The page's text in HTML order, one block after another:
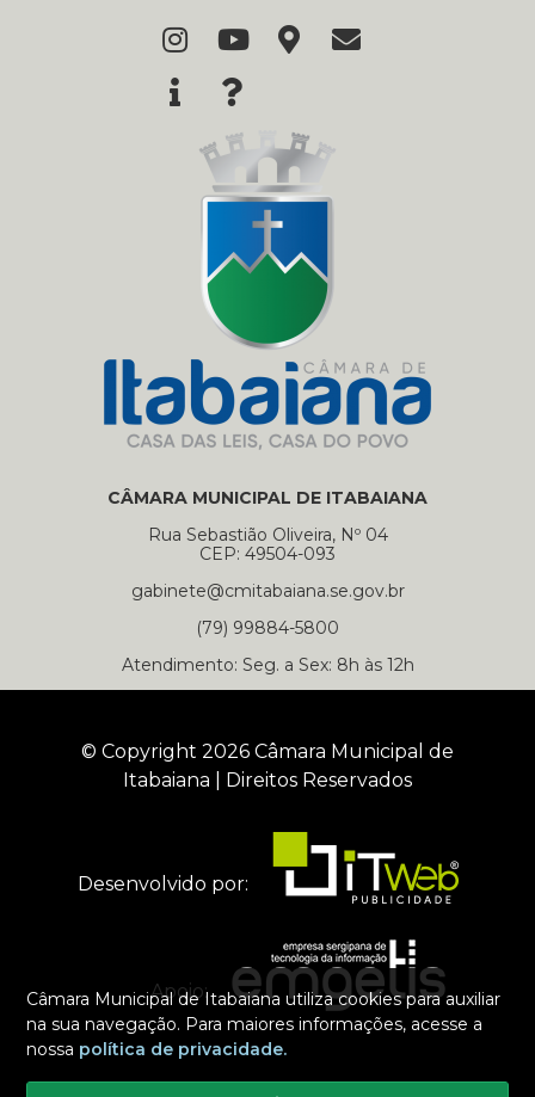
Câmara Municipal de Itabaiana utiliza cookies para auxiliar
na sua navegação. Para maiores informações, acesse a
nossa política de privacidade.
CÂMARA MUNICIPAL DE ITABAIANA
Rua Sebastião Oliveira, Nº 04
CEP: 49504-093
gabinete@cmitabaiana.se.gov.br
(79) 99884-5800
Atendimento: Seg. a Sex: 8h às 12h
© Copyright 2026 Câmara Municipal de
Itabaiana | Direitos Reservados
Desenvolvido por:
Apoio: